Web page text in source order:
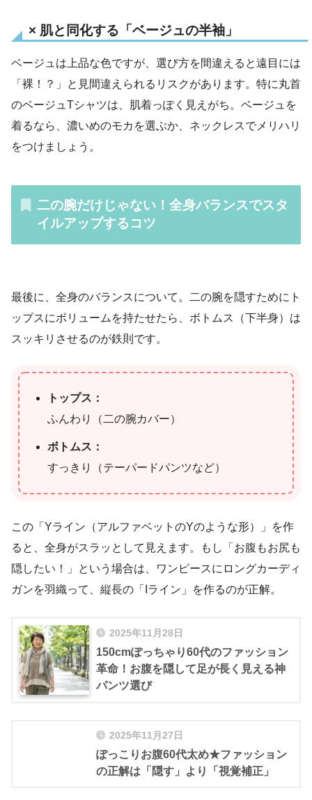
× 肌と同化する「ベージュの半袖」
ベージュは上品な色ですが、選び方を間違えると遠目には
「裸！？」と見間違えられるリスクがあります。特に丸首
のベージュTシャツは、肌着っぽく見えがち。ベージュを
着るなら、濃いめのモカを選ぶか、ネックレスでメリハリ
をつけましょう。
二の腕だけじゃない！全身バランスでスタ
イルアップするコツ
最後に、全身のバランスについて。二の腕を隠すためにト
ップスにボリュームを持たせたら、ボトムス（下半身）は
スッキリさせるのが鉄則です。
トップス：
ふんわり（二の腕カバー）
ボトムス：
すっきり（テーパードパンツなど）
この「Yライン（アルファベットのYのような形）」を作
ると、全身がスラッとして見えます。もし「お腹もお尻も
隠したい！」という場合は、ワンピースにロングカーディ
ガンを羽織って、縦長の「Iライン」を作るのが正解。
2025年11月28日
150cmぽっちゃり60代のファッション
革命！お腹を隠して足が長く見える神
パンツ選び
2025年11月27日
ぽっこりお腹60代太め★ファッション
の正解は「隠す」より「視覚補正」